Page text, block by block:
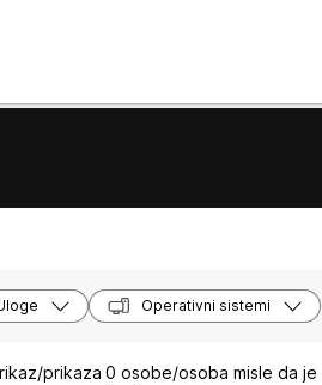
Operativni sistemi
prikaza 0 osobe/osoba misle da je